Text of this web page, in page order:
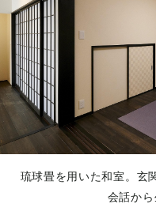
琉球畳を用いた和室。玄
会話から